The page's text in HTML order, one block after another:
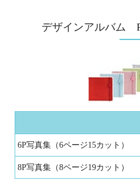
デザインアルバム
6P写真集（6ページ15カット）
8P写真集（8ページ19カット）